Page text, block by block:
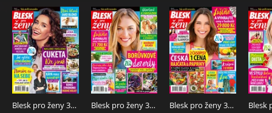
Blesk pro ženy 32/2026 Blesk pro ženy 31/2026 Blesk pro ženy 30/2026